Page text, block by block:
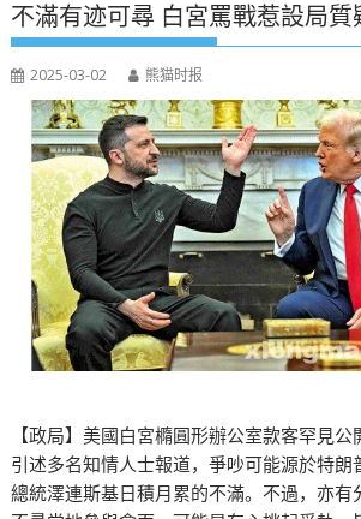
不滿有迹可尋 白宮罵戰惹設局質
2025-03-02 熊猫时报
【政局】美國白宮橢圓形辦公室款客罕見
引述多名知情人士報道，爭吵可能源於特朗
總統澤連斯基日積月累的不滿。不過，亦有